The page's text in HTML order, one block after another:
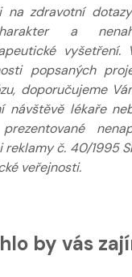
na zdravotní
a
popsaných
doporučujeme
návštěvě lékaře
reklamy č. 40/1995
veřejnosti.
by vás